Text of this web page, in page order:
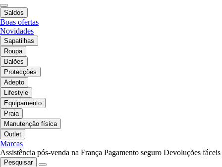
Saldos
Boas ofertas
Novidades
Sapatilhas
Roupa
Balões
Protecções
Adepto
Lifestyle
Equipamento
Praia
Manutenção física
Outlet
Marcas
Assistência pós-venda na França Pagamento seguro Devoluções fáceis
Pesquisar